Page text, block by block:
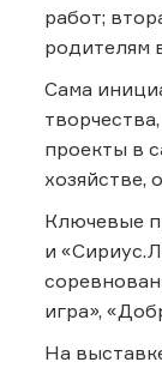
работ;
родителям
Сама
проекты в
хозяйстве,
Ключевые
и
игра»,
На